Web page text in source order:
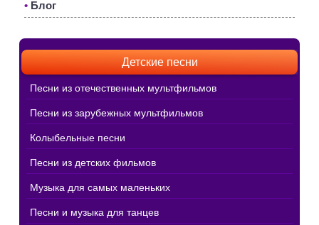
• Блог
Детские песни
Песни из отечественных мультфильмов
Песни из зарубежных мультфильмов
Колыбельные песни
Песни из детских фильмов
Музыка для самых маленьких
Песни и музыка для танцев